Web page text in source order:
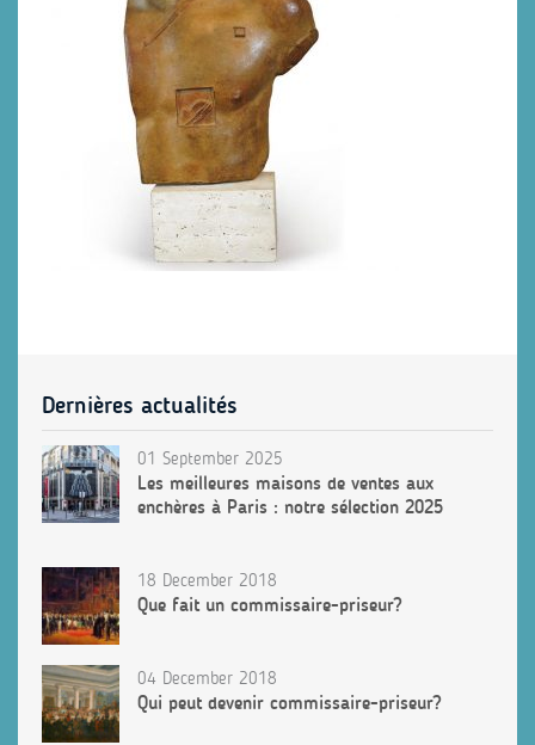
Dernières actualités
01 September 2025
Les meilleures maisons de ventes aux
enchères à Paris : notre sélection 2025
18 December 2018
Que fait un commissaire-priseur?
04 December 2018
Qui peut devenir commissaire-priseur?